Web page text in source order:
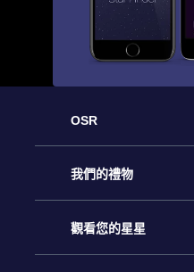
OSR
客戶服務
聯繫我們
我們的禮物
Online Star禮物
觀看您的星星